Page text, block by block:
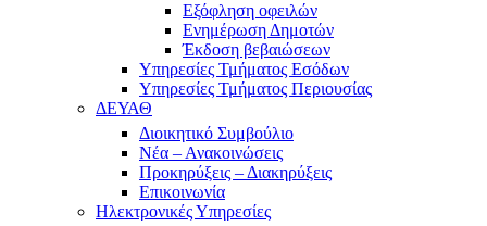
Εξόφληση οφειλών
Ενημέρωση Δημοτών
Έκδοση βεβαιώσεων
Υπηρεσίες Τμήματος Εσόδων
Υπηρεσίες Τμήματος Περιουσίας
ΔΕΥΑΘ
Διοικητικό Συμβούλιο
Νέα – Ανακοινώσεις
Προκηρύξεις – Διακηρύξεις
Επικοινωνία
Ηλεκτρονικές Υπηρεσίες